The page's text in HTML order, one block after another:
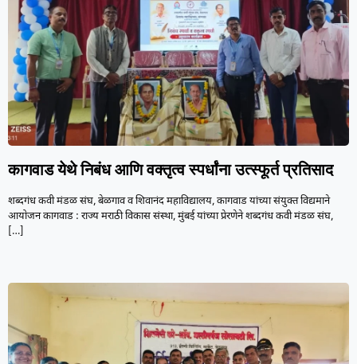
कागवाड येथे निबंध आणि वक्तृत्व स्पर्धांना उत्स्फूर्त प्रतिसाद
शब्दगंध कवी मंडळ संघ, बेळगाव व शिवानंद महाविद्यालय, कागवाड यांच्या संयुक्त विद्यमाने
आयोजन कागवाड : राज्य मराठी विकास संस्था, मुंबई यांच्या प्रेरणेने शब्दगंध कवी मंडळ संघ,
[…]